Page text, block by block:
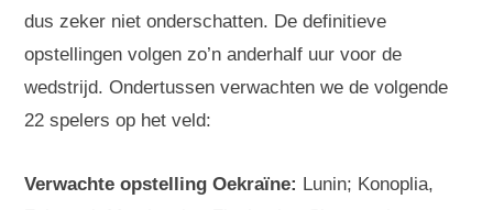
dus zeker niet onderschatten. De definitieve
opstellingen volgen zo’n anderhalf uur voor de
wedstrijd. Ondertussen verwachten we de volgende
22 spelers op het veld:
Verwachte opstelling Oekraïne: Lunin; Konoplia,